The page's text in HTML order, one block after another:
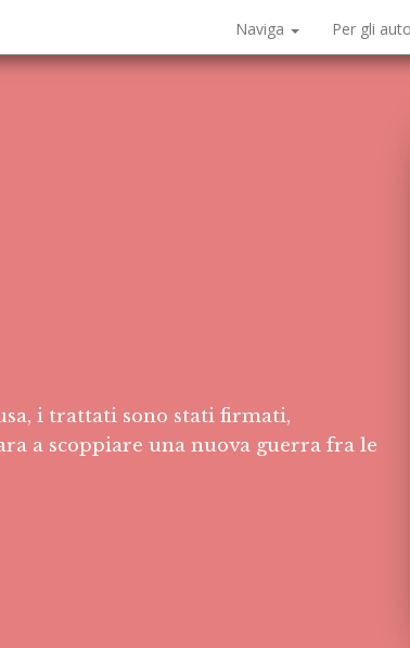
Naviga Per gli
i trattati sono stati firmati,
a scoppiare una nuova guerra fra le